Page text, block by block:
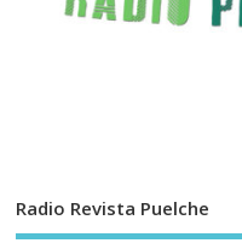
Radio Revista Puelche